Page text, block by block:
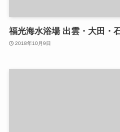
福光海水浴場 出雲・大田・
2018年10月9日